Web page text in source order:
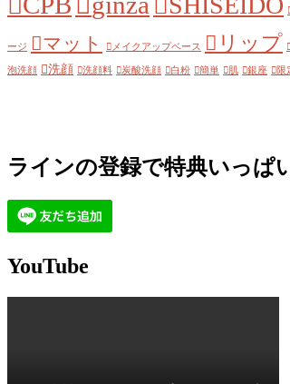
ージ マット メイクアップベース リップ
泡洗顔 洗顔 洗顔料 炭酸洗顔 白粉 簡単 肌 銀座 限
ラインの登録で特典いっぱ
YouTube